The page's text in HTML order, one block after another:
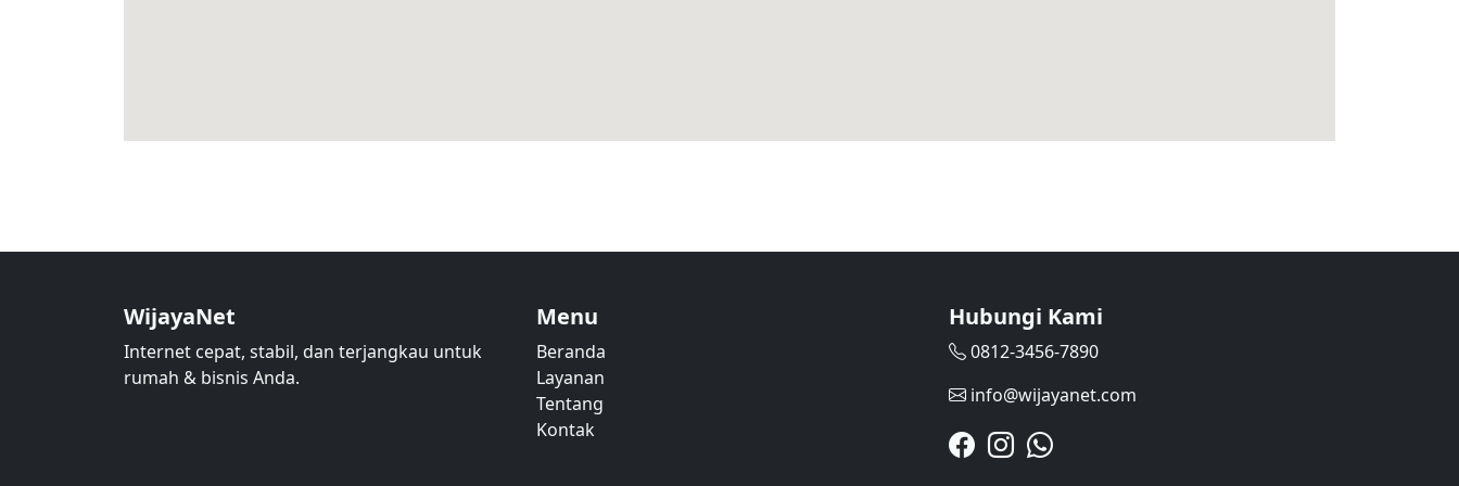
WijayaNet
Internet cepat, stabil, dan terjangkau untuk
rumah & bisnis Anda.
Menu
Beranda
Layanan
Tentang
Kontak
Hubungi Kami
0812-3456-7890
info@wijayanet.com